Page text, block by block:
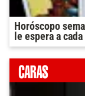
Horóscopo
le espera a